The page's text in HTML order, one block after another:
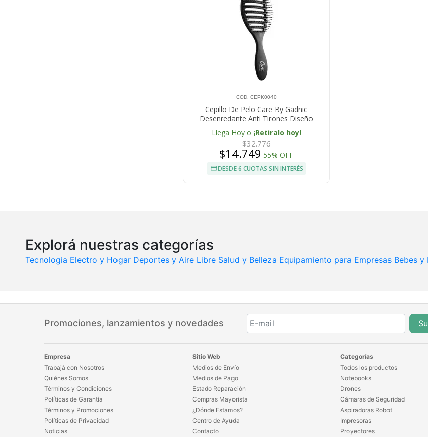
COD. CEPK0040
Cepillo De Pelo Care By Gadnic
Desenredante Anti Tirones Diseño
Ventilado Cabello Húmedo Seco
Llega Hoy o ¡Retiralo hoy!
$32.776
$14.749 55% OFF
DESDE 6 CUOTAS SIN INTERÉS
Explorá nuestras categorías
Tecnologia Electro y Hogar Deportes y Aire Libre Salud y Belleza Equipamiento para Empresas Bebes y
Promociones, lanzamientos y novedades
Empresa
Trabajá con Nosotros
Quiénes Somos
Términos y Condiciones
Políticas de Garantía
Términos y Promociones
Políticas de Privacidad
Noticias
Sitio Web
Medios de Envío
Medios de Pago
Estado Reparación
Compras Mayorista
¿Dónde Estamos?
Centro de Ayuda
Contacto
Categorías
Todos los productos
Notebooks
Drones
Cámaras de Seguridad
Aspiradoras Robot
Impresoras
Proyectores